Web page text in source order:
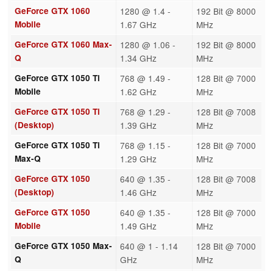
GeForce GTX 1060
Mobile
1280 @ 1.4 -
1.67 GHz
192 Bit @ 8000
MHz
GeForce GTX 1060 Max-
Q
1280 @ 1.06 -
1.34 GHz
192 Bit @ 8000
MHz
GeForce GTX 1050 Ti
Mobile
768 @ 1.49 -
1.62 GHz
128 Bit @ 7000
MHz
GeForce GTX 1050 Ti
(Desktop)
768 @ 1.29 -
1.39 GHz
128 Bit @ 7008
MHz
GeForce GTX 1050 Ti
Max-Q
768 @ 1.15 -
1.29 GHz
128 Bit @ 7000
MHz
GeForce GTX 1050
(Desktop)
640 @ 1.35 -
1.46 GHz
128 Bit @ 7008
MHz
GeForce GTX 1050
Mobile
640 @ 1.35 -
1.49 GHz
128 Bit @ 7000
MHz
GeForce GTX 1050 Max-
Q
640 @ 1 - 1.14
GHz
128 Bit @ 7000
MHz